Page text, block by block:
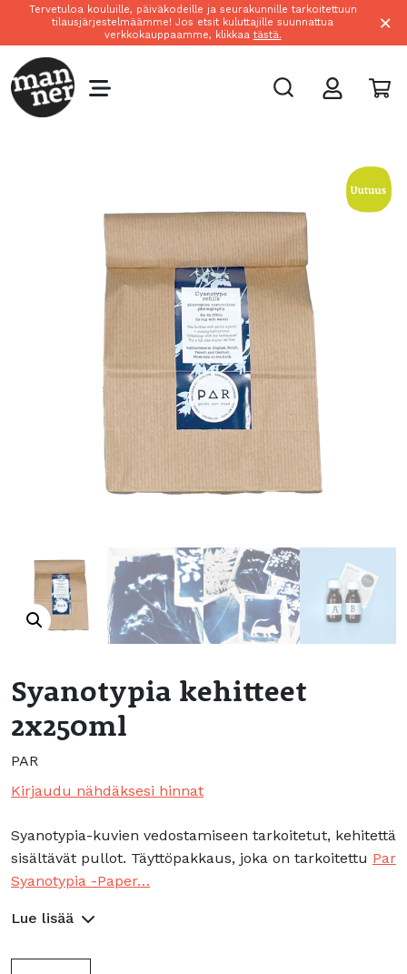
Tervetuloa kouluille, päiväkodeille ja seurakunnille tarkoitettuun
tilausjärjestelmäämme! Jos etsit kuluttajille suunnattua
verkkokauppaamme, klikkaa tästä. ×
Syanotypia kehitteet
2x250ml
PAR
Kirjaudu nähdäksesi hinnat
Syanotypia-kuvien vedostamiseen tarkoitetut, kehitettä
sisältävät pullot. Täyttöpakkaus, joka on tarkoitettu Par
Syanotypia -Paper…
Lue lisää